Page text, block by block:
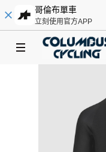
哥倫布單車
立刻使用官方APP